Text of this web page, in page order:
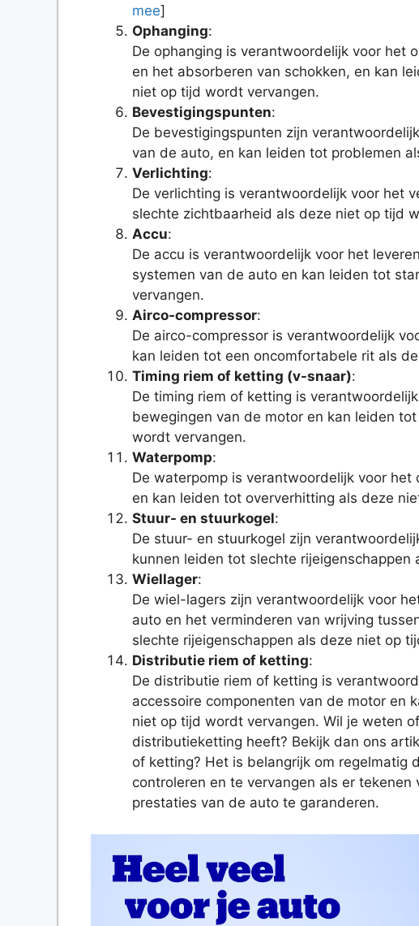
mee]
Ophanging:
De ophanging is verantwoordelijk voor het
en het absorberen van schokken, en kan
niet op tijd wordt vervangen.
Bevestigingspunten:
De bevestigingspunten zijn
van de auto, en kan leiden tot problemen
Verlichting:
De verlichting is verantwoordelijk voor het
slechte zichtbaarheid als deze niet op tijd
Accu:
De accu is verantwoordelijk voor het
systemen van de auto en kan leiden tot
vervangen.
Airco-compressor:
De airco-compressor is verantwoordelijk
kan leiden tot een oncomfortabele rit als
Timing riem of ketting (v-snaar):
De timing riem of ketting is
bewegingen van de motor en kan leiden
wordt vervangen.
Waterpomp:
De waterpomp is verantwoordelijk voor
en kan leiden tot oververhitting als deze
Stuur- en stuurkogel:
De stuur- en stuurkogel zijn
kunnen leiden tot slechte
Wiellager:
De wiel-lagers zijn verantwoordelijk voor
auto en het verminderen van wrijving
slechte rijeigenschappen als deze niet op
Distributie riem of ketting:
De distributie riem of ketting is
accessoire componenten van de motor en
niet op tijd wordt vervangen. Wil je weten
distributieketting heeft? Bekijk dan ons
of ketting? Het is belangrijk om regelmatig
controleren en te vervangen als er
prestaties van de auto te garanderen.